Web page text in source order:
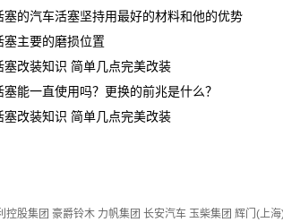
塞的汽车活塞坚持用最好的材料和他的优势
塞主要的磨损位置
塞改装知识 简单几点完美改装
塞能一直使用吗？更换的前兆是什么？
塞改装知识 简单几点完美改装
控股集团 豪爵铃木 力帆集团 长安汽车 玉柴集团 辉门(上